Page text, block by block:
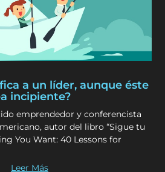
a un líder, aunque éste
incipiente?
emprendedor y conferencista
autor del libro “Sigue tu
You Want: 40 Lessons for
Leer Más